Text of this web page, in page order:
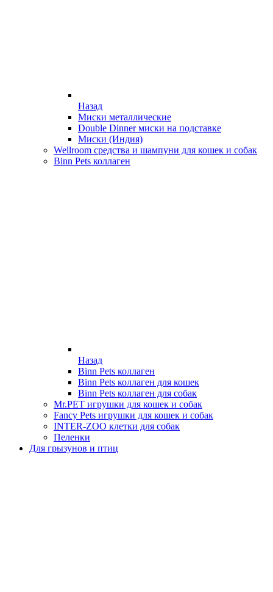
Назад
Миски металлические
Double Dinner миски на подставке
Миски (Индия)
Wellroom средства и шампуни для кошек и собак
Binn Pets коллаген
Назад
Binn Pets коллаген
Binn Pets коллаген для кошек
Binn Pets коллаген для собак
Mr.PET игрушки для кошек и собак
Fancy Pets игрушки для кошек и собак
INTER-ZOO клетки для собак
Пеленки
Для грызунов и птиц